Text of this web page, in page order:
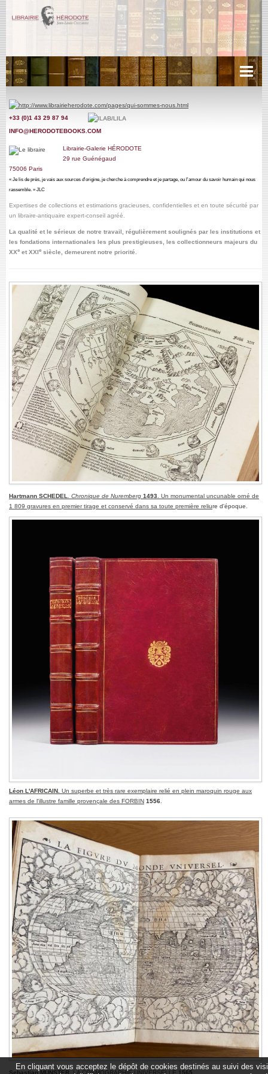
Récits de voyages
Littérature
Livres d'Heures, Manuscrits.
Miscellanées
Photographies
+33 (0)1 43 29 87 94
INFO@HERODOTEBOOKS.COM
Librairie-Galerie HÉRODOTE
29 rue Guénégaud
75006 Paris
« Je lis de près, je vais aux sources d'origine, je cherche à comprendre et je partage, ou l'amour du savoir humain qui nous
rassemble. » JLC
Expertises de collections et estimations gracieuses, confidentielles et en toute sécurité par
un libraire-antiquaire expert-conseil agréé.
La qualité et le sérieux de notre travail, régulièrement soulignés par les institutions et
les fondations internationales les plus prestigieuses, les collectionneurs majeurs du
XXe et XXIe siècle, demeurent notre priorité.
Hartmann SCHEDEL. Chronique de Nuremberg 1493. Un monumental uncunable orné de
1 809 gravures en premier tirage et conservé dans sa toute première reliure d'époque.
Léon L'AFRICAIN. Un superbe et très rare exemplaire relié en plein maroquin rouge aux
armes de l'illustre famille provençale des FORBIN 1556
Sebastian MÜNSTER . LA COSMOGRAPHIE UNIVERSELLE 1565
En cliquant vous acceptez le dépôt de cookies destinés au suivi des